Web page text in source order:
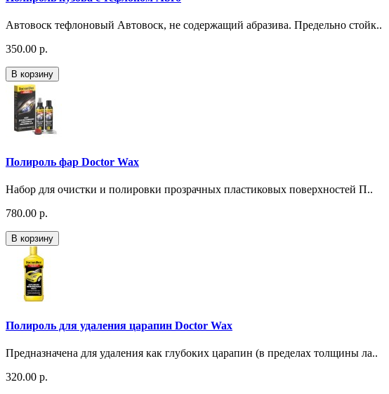
Автовоск тефлоновый Автовоск, не содержащий абразива. Предельно стойк..
350.00 р.
В корзину
Полироль фар Doctor Wax
Набор для очистки и полировки прозрачных пластиковых поверхностей П..
780.00 р.
В корзину
Полироль для удаления царапин Doctor Wax
Предназначена для удаления как глубоких царапин (в пределах толщины ла..
320.00 р.